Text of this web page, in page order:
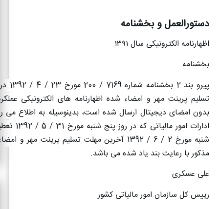
دستورالعمل و بخشنامه
اظهارنامه الکترونیکی سال ۱۳۹۱
بخشنامه
پیرو
بدون امضای دیجیتال ارسال شده است، بدینوسیله به اطلاع می
ادارات امور
شنبه مورخ 2 / 6 / 1392 آخرین مهلت تسلیم پرینت مهر
مذکور با رعایت بند یاد شده می باشد.
علی عسکری
رییس کل سازمان امور مالیاتی کشور